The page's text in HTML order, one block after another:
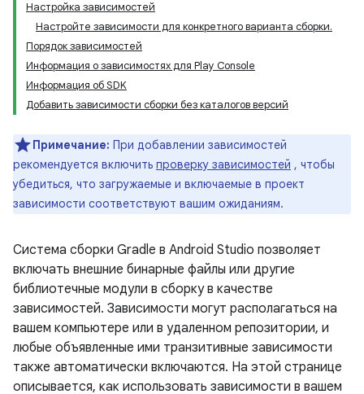
Настройка зависимостей
Настройте зависимости для конкретного варианта сборки.
Порядок зависимостей
Информация о зависимостях для Play Console
Информация об SDK
Добавить зависимости сборки без каталогов версий
Примечание: При добавлении зависимостей
рекомендуется включить проверку зависимостей , чтобы
убедиться, что загружаемые и включаемые в проект
зависимости соответствуют вашим ожиданиям.
Система сборки Gradle в Android Studio позволяет
включать внешние бинарные файлы или другие
библиотечные модули в сборку в качестве
зависимостей. Зависимости могут располагаться на
вашем компьютере или в удаленном репозитории, и
любые объявленные ими транзитивные зависимости
также автоматически включаются. На этой странице
описывается, как использовать зависимости в вашем